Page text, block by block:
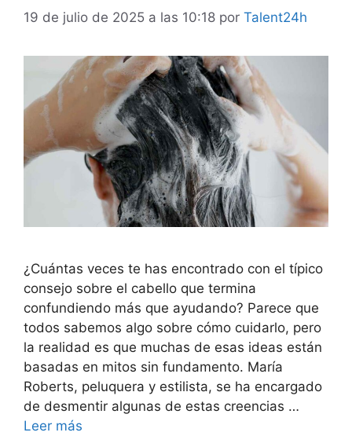
19 de julio de 2025 a las 10:18 por Talent24h
¿Cuántas veces te has encontrado con el típico
consejo sobre el cabello que termina
confundiendo más que ayudando? Parece que
todos sabemos algo sobre cómo cuidarlo, pero
la realidad es que muchas de esas ideas están
basadas en mitos sin fundamento. María
Roberts, peluquera y estilista, se ha encargado
de desmentir algunas de estas creencias …
Leer más